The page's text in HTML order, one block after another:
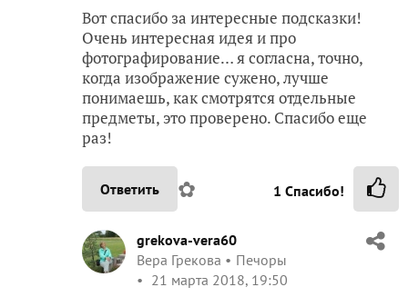
Вот спасибо за интересные подсказки!
Очень интересная идея и про
фотографирование… я согласна, точно,
когда изображение сужено, лучше
понимаешь, как смотрятся отдельные
предметы, это проверено. Спасибо еще
раз!
Ответить ✿ 1 Спасибо!
grekova-vera60
Вера Грекова
Печоры
21 марта 2018, 19:50